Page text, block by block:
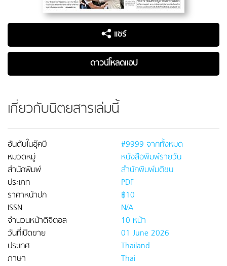
แชร์
ดาวน์โหลดแอป
เกี่ยวกับนิตยสารเล่มนี้
อันดับในอุ๊คบี
#9999 จากทั้งหมด
หมวดหมู่
หนังสือพิมพ์รายวัน
สำนักพิมพ์
สำนักพิมพ์มติชน
ประเภท
PDF
ราคาหน้าปก
฿10
ISSN
N/A
จำนวนหน้าดิจิตอล
10 หน้า
วันที่เปิดขาย
01 June 2026
ประเทศ
Thailand
ภาษา
Thai